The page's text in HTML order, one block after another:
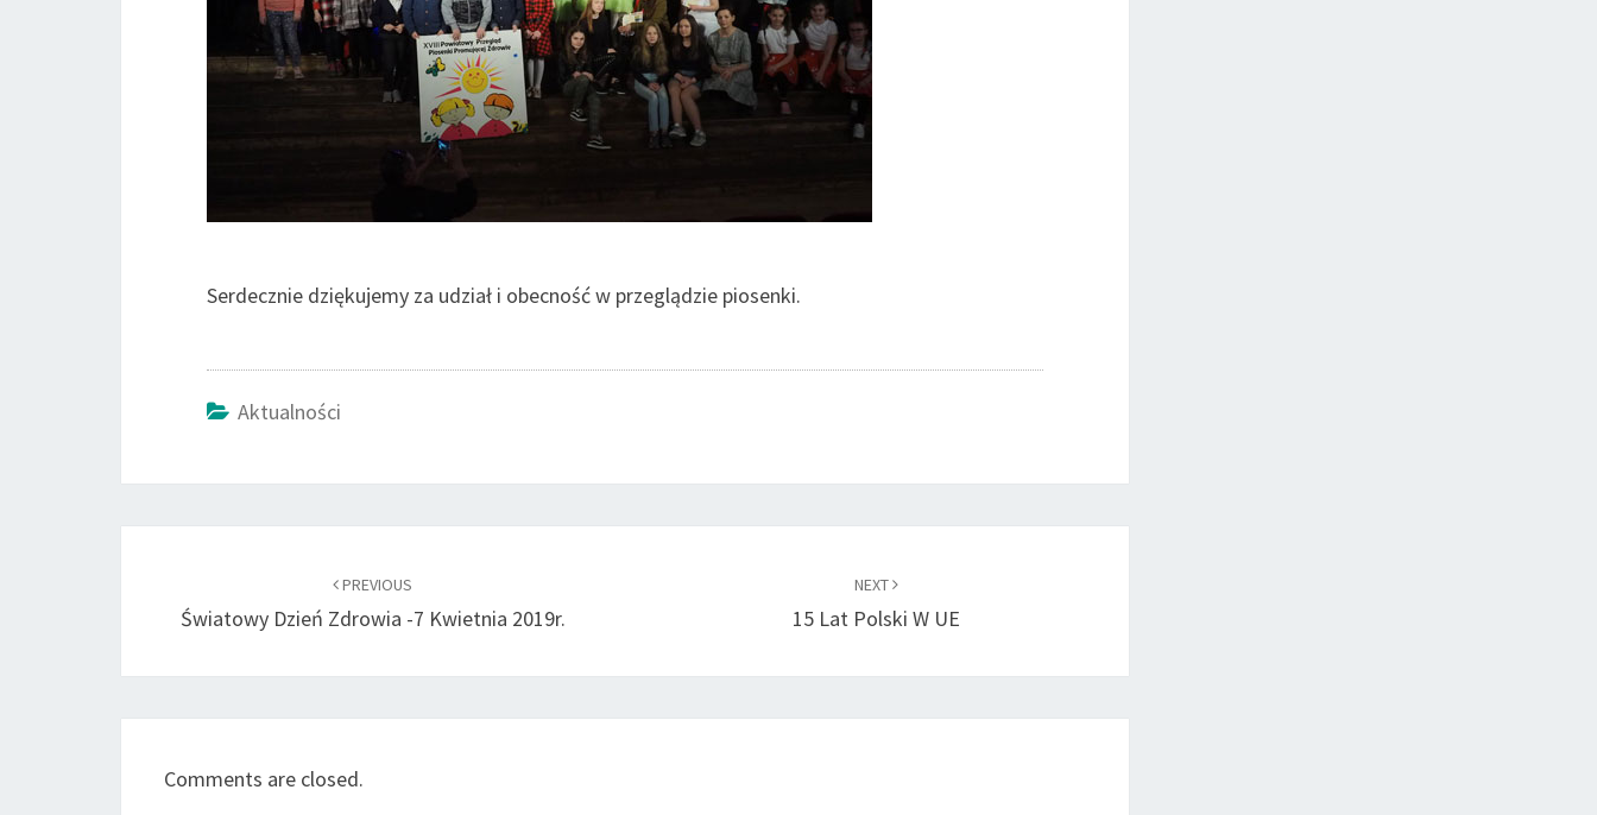
Serdecznie dziękujemy za udział i obecność w przeglądzie piosenki.
Aktualności
PREVIOUS
Światowy Dzień Zdrowia -7 Kwietnia 2019r.
NEXT
15 Lat Polski W UE
Comments are closed.